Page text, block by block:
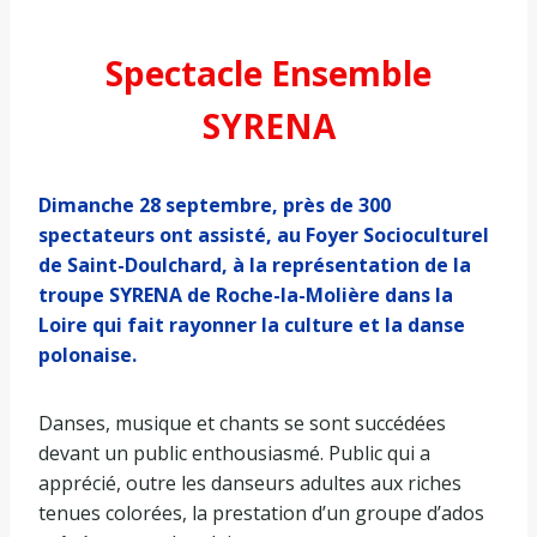
Spectacle Ensemble
SYRENA
Dimanche 28 septembre, près de 300
spectateurs ont assisté, au Foyer Socioculturel
de Saint-Doulchard, à la représentation de la
troupe SYRENA de Roche-la-Molière dans la
Loire qui fait rayonner la culture et la danse
polonaise.
Danses, musique et chants se sont succédées
devant un public enthousiasmé. Public qui a
apprécié, outre les danseurs adultes aux riches
tenues colorées, la prestation d’un groupe d’ados